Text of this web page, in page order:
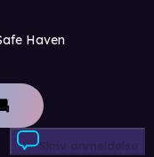
Haven
Skriv anmeldelse